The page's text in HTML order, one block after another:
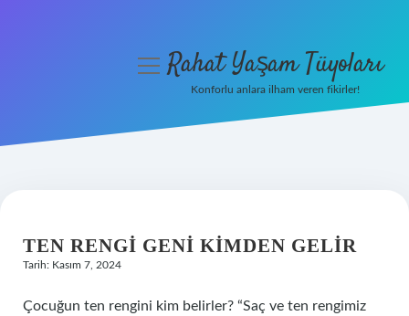
Hakkımızda
menüyüRahat Yaşam Tüyoları
Konforlu anlara ilham veren fikirler!
YAŞAM
TÜYOLARI
TEN RENGI GENI KIMDEN GELIR
Tarih: Kasım 7, 2024
Çocuğun ten rengini kim belirler? “Saç ve ten rengimiz